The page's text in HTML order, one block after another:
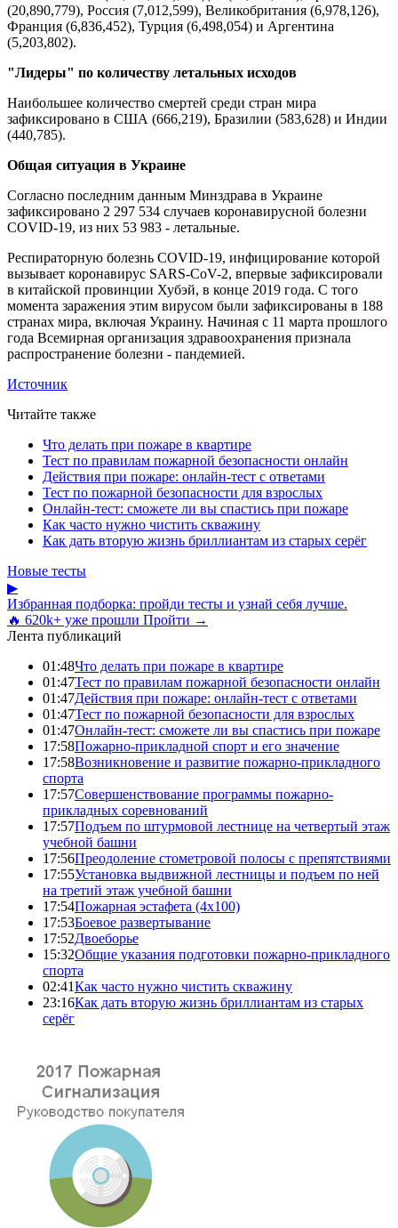
(20,890,779), Россия (7,012,599), Великобритания (6,978,126),
Франция (6,836,452), Турция (6,498,054) и Аргентина
(5,203,802).
"Лидеры" по количеству летальных исходов
Наибольшее количество смертей среди стран мира
зафиксировано в США (666,219), Бразилии (583,628) и Индии
(440,785).
Общая ситуация в Украине
Согласно последним данным Минздрава в Украине
зафиксировано 2 297 534 случаев коронавирусной болезни
COVID-19, из них 53 983 - летальные.
Респираторную болезнь COVID-19, инфицирование которой
вызывает коронавирус SARS-CoV-2, впервые зафиксировали
в китайской провинции Хубэй, в конце 2019 года. С того
момента заражения этим вирусом были зафиксированы в 188
странах мира, включая Украину. Начиная с 11 марта прошлого
года Всемирная организация здравоохранения признала
распространение болезни - пандемией.
Источник
Читайте также
Что делать при пожаре в квартире
Тест по правилам пожарной безопасности онлайн
Действия при пожаре: онлайн-тест с ответами
Тест по пожарной безопасности для взрослых
Онлайн-тест: сможете ли вы спастись при пожаре
Как часто нужно чистить скважину
Как дать вторую жизнь бриллиантам из старых серёг
Новые тесты
▶
Избранная подборка: пройди тесты и узнай себя лучше.
🔥 620k+ уже прошли Пройти →
Лента публикаций
01:48Что делать при пожаре в квартире
01:47Тест по правилам пожарной безопасности онлайн
01:47Действия при пожаре: онлайн-тест с ответами
01:47Тест по пожарной безопасности для взрослых
01:47Онлайн-тест: сможете ли вы спастись при пожаре
17:58Пожарно-прикладной спорт и его значение
17:58Возникновение и развитие пожарно-прикладного
спорта
17:57Совершенствование программы пожарно-
прикладных соревнований
17:57Подъем по штурмовой лестнице на четвертый этаж
учебной башни
17:56Преодоление стометровой полосы с препятствиями
17:55Установка выдвижной лестницы и подъем по ней
на третий этаж учебной башни
17:54Пожарная эстафета (4x100)
17:53Боевое развертывание
17:52Двоеборье
15:32Общие указания подготовки пожарно-прикладного
спорта
02:41Как часто нужно чистить скважину
23:16Как дать вторую жизнь бриллиантам из старых
серёг